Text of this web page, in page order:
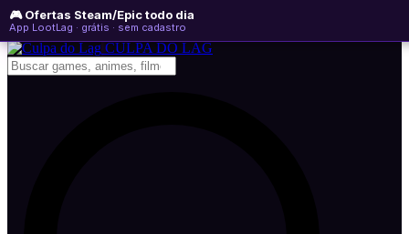
🎮 Ofertas Steam/Epic todo dia
App LootLag · grátis · sem cadastro
sexta-feira, 07 de agosto de 2026
Newsletter
CULPA DO LAG